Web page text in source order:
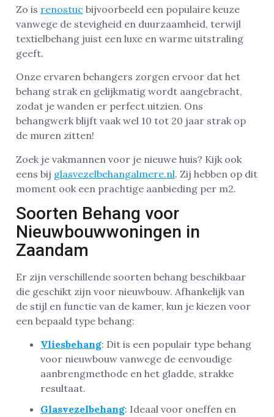
Zo is renostuc bijvoorbeeld een populaire keuze
vanwege de stevigheid en duurzaamheid, terwijl
textielbehang juist een luxe en warme uitstraling
geeft.
Onze ervaren behangers zorgen ervoor dat het
behang strak en gelijkmatig wordt aangebracht,
zodat je wanden er perfect uitzien. Ons
behangwerk blijft vaak wel 10 tot 20 jaar strak op
de muren zitten!
Zoek je vakmannen voor je nieuwe huis? Kijk ook
eens bij glasvezelbehangalmere.nl. Zij hebben op dit
moment ook een prachtige aanbieding per m2.
Soorten Behang voor
Nieuwbouwwoningen in
Zaandam
Er zijn verschillende soorten behang beschikbaar
die geschikt zijn voor nieuwbouw. Afhankelijk van
de stijl en functie van de kamer, kun je kiezen voor
een bepaald type behang:
Vliesbehang: Dit is een populair type behang
voor nieuwbouw vanwege de eenvoudige
aanbrengmethode en het gladde, strakke
resultaat.
Glasvezelbehang: Ideaal voor oneffen en